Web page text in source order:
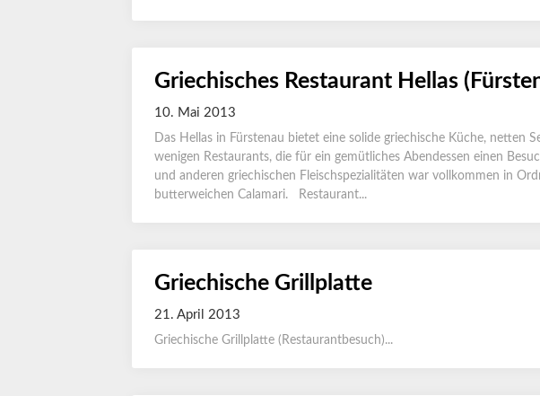
Griechisches Restaurant Hellas
10. Mai 2013
Das Hellas in Fürstenau bietet eine solide griechische Küche, netten
wenigen Restaurants, die für ein gemütliches Abendessen einen
und anderen griechischen Fleischspezialitäten war vollkommen in
butterweichen Calamari. Restaurant...
Griechische Grillplatte
21. April 2013
Griechische Grillplatte (Restaurantbesuch)...